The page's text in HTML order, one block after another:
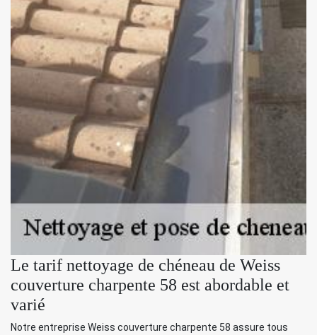
Le tarif nettoyage de chéneau de Weiss
couverture charpente 58 est abordable et
varié
Notre entreprise Weiss couverture charpente 58 assure tous